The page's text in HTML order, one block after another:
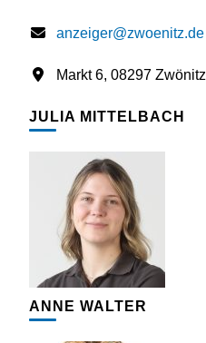
anzeiger@zwoenitz.de
Markt 6, 08297 Zwönitz
JULIA MITTELBACH
ANNE WALTER